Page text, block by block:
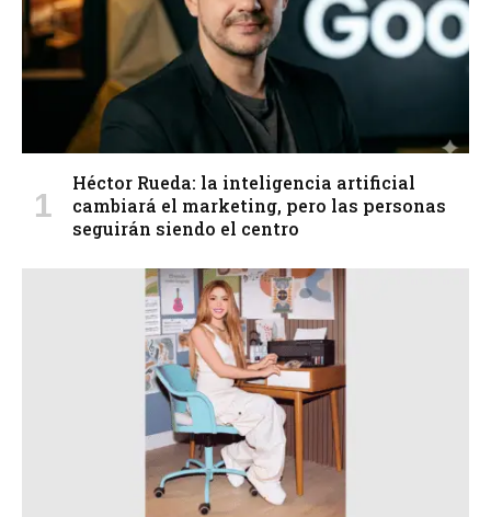
Héctor Rueda: la inteligencia artificial
cambiará el marketing, pero las personas
seguirán siendo el centro